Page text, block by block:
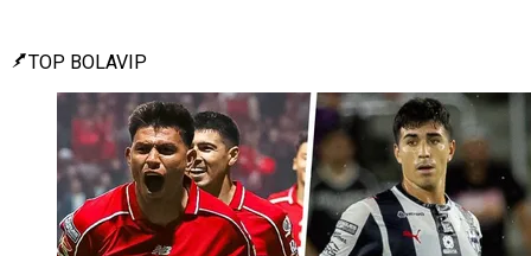
TOP BOLAVIP